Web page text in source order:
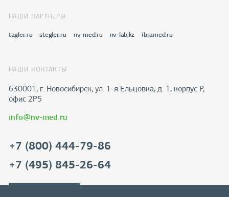
НАШИ ПАРТНЕРЫ
tagler.ru stegler.ru nv-med.ru nv-lab.kz ibramed.ru
НАШИ КОНТАКТЫ
630001, г. Новосибирск, ул. 1-я Ельцовка, д. 1, корпус Р,
офис 2Р5
info@nv-med.ru
+7 (800) 444-79-86
+7 (495) 845-26-64